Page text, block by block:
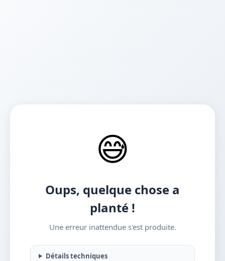
😅
Oups, quelque chose a
planté !
Une erreur inattendue s'est produite.
Détails techniques